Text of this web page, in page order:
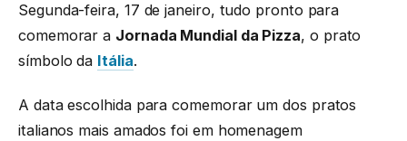
Segunda-feira, 17 de janeiro, tudo pronto para
comemorar a Jornada Mundial da Pizza, o prato
símbolo da Itália.
A data escolhida para comemorar um dos pratos
italianos mais amados foi em homenagem